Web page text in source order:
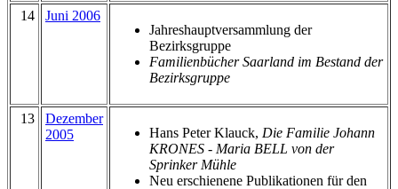
14
Juni 2006
Jahreshauptversammlung der
Bezirksgruppe
Familienbücher Saarland im Bestand der
Bezirksgruppe
13
Dezember
2005
Hans Peter Klauck, Die Familie Johann
KRONES - Maria BELL von der
Sprinker Mühle
Neu erschienene Publikationen für den